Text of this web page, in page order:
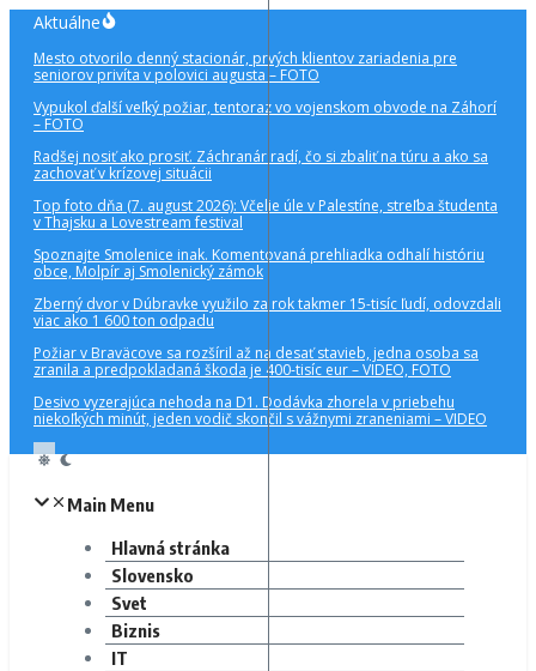
Preskočiť
obsah
Aktuálne
Mesto otvorilo denný stacionár, prvých klientov zariadenia pre
seniorov privíta v polovici augusta – FOTO
Vypukol ďalší veľký požiar, tentoraz vo vojenskom obvode na Záhorí
– FOTO
Radšej nosiť ako prosiť. Záchranár radí, čo si zbaliť na túru a ako sa
zachovať v krízovej situácii
Top foto dňa (7. august 2026): Včelie úle v Palestíne, streľba študenta
v Thajsku a Lovestream festival
Spoznajte Smolenice inak. Komentovaná prehliadka odhalí históriu
obce, Molpír aj Smolenický zámok
Zberný dvor v Dúbravke využilo za rok takmer 15-tisíc ľudí, odovzdali
viac ako 1 600 ton odpadu
Požiar v Braväcove sa rozšíril až na desať stavieb, jedna osoba sa
zranila a predpokladaná škoda je 400-tisíc eur – VIDEO, FOTO
Desivo vyzerajúca nehoda na D1. Dodávka zhorela v priebehu
niekoľkých minút, jeden vodič skončil s vážnymi zraneniami – VIDEO
Main Menu
Hlavná stránka
Slovensko
Svet
Biznis
IT